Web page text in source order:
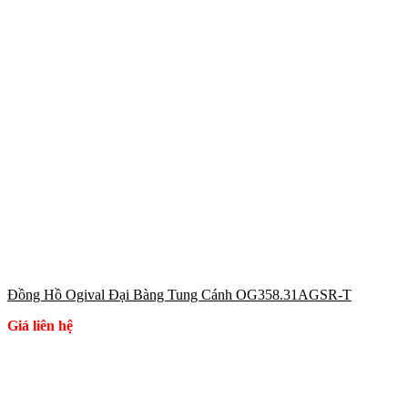
Đồng Hồ Ogival Đại Bàng Tung Cánh OG358.31AGSR-T
Giá liên hệ